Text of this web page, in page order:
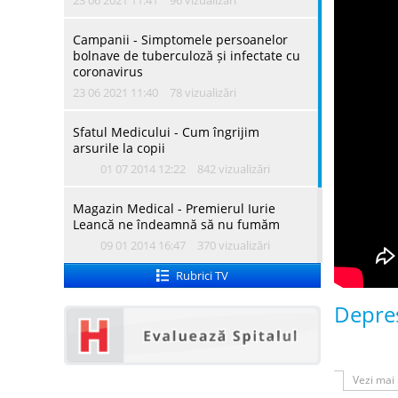
Campanii - Simptomele persoanelor
bolnave de tuberculoză și infectate cu
coronavirus
23 06 2021 11:40 78 vizualizări
Sfatul Medicului - Cum îngrijim
arsurile la copii
01 07 2014 12:22 842 vizualizări
Magazin Medical - Premierul Iurie
Leancă ne îndeamnă să nu fumăm
09 01 2014 16:47 370 vizualizări
VOX Medica - Credeți că sunteți
infectare cu HIV
20 12 2013 12:09 309 vizualizări
Rubrici TV
În lume,
atât de
Vezi mai